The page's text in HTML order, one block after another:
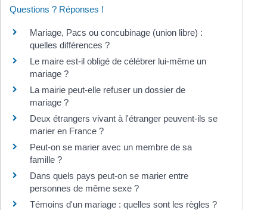
Questions ? Réponses !
Mariage, Pacs ou concubinage (union libre) :
quelles différences ?
Le maire est-il obligé de célébrer lui-même un
mariage ?
La mairie peut-elle refuser un dossier de
mariage ?
Deux étrangers vivant à l'étranger peuvent-ils se
marier en France ?
Peut-on se marier avec un membre de sa
famille ?
Dans quels pays peut-on se marier entre
personnes de même sexe ?
Témoins d'un mariage : quelles sont les règles ?